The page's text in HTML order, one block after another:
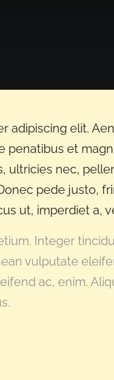
adipiscing elit.
penatibus et
ultricies nec,
pede justo,
ut, imperdiet a,
Integer
vulputate
ac, enim.